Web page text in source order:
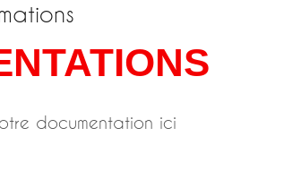
documentation ici